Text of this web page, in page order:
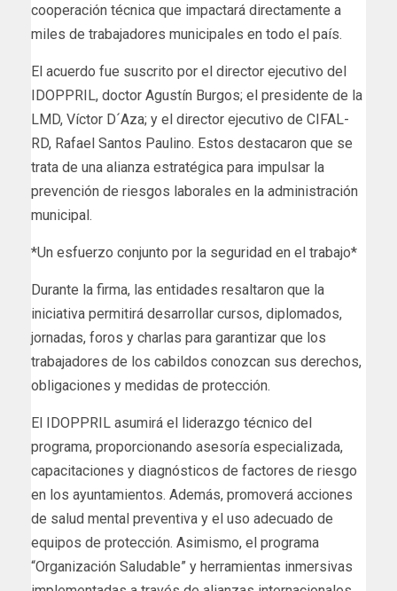
cooperación técnica que impactará directamente a
miles de trabajadores municipales en todo el país.
El acuerdo fue suscrito por el director ejecutivo del
IDOPPRIL, doctor Agustín Burgos; el presidente de la
LMD, Víctor D´Aza; y el director ejecutivo de CIFAL-
RD, Rafael Santos Paulino. Estos destacaron que se
trata de una alianza estratégica para impulsar la
prevención de riesgos laborales en la administración
municipal.
*Un esfuerzo conjunto por la seguridad en el trabajo*
Durante la firma, las entidades resaltaron que la
iniciativa permitirá desarrollar cursos, diplomados,
jornadas, foros y charlas para garantizar que los
trabajadores de los cabildos conozcan sus derechos,
obligaciones y medidas de protección.
El IDOPPRIL asumirá el liderazgo técnico del
programa, proporcionando asesoría especializada,
capacitaciones y diagnósticos de factores de riesgo
en los ayuntamientos. Además, promoverá acciones
de salud mental preventiva y el uso adecuado de
equipos de protección. Asimismo, el programa
“Organización Saludable” y herramientas inmersivas